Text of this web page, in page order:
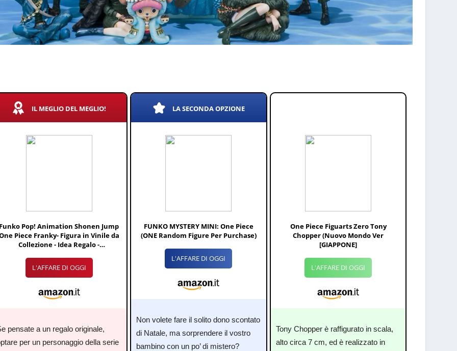
IL MEGLIO DEL MEGLIO!
Funko Pop! Animation Shonen Jump
Piece Franky- Figura in Vinile da
Collezione - Idea Regalo -
per Bambini e Adulti - Anime Fans
L'AFFARE DI OGGI
pensate a un regalo originale,
per un personaggio della serie
LA SECONDA OPZIONE
FUNKO MYSTERY MINI: One Piece
(ONE Random Figure Per Purchase)
L'AFFARE DI OGGI
Non volete fare il solito dono scontato
di Natale, ma sorprendere il vostro
bambino con un po’ di mistero?
One Piece Figuarts Zero Tony
Chopper (Nuovo Mondo Ver
[GIAPPONE]
L'AFFARE DI OGGI
Tony Chopper è raffigurato in scala,
alto circa 7 cm, ed è realizzato in